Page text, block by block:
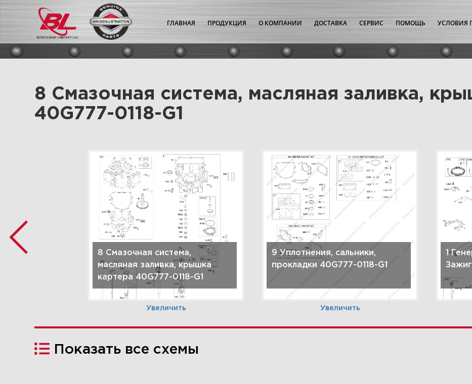
ГЛАВНАЯ ПРОДУКЦИЯ О КОМПАНИИ ДОСТАВКА СЕРВИС ПОМОЩЬ УСЛОВИЯ
8 Смазочная система, масляная заливка,
40G777-0118-G1
8 Смазочная система,
масляная заливка, крышка
картера 40G777-0118-G1
Увеличить
9 Уплотнения, сальники,
прокладки 40G777-0118-G1
Увеличить
1
Показать все схемы